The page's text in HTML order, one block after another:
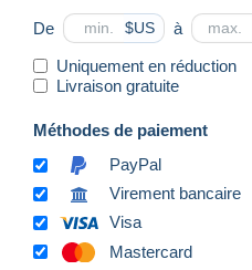
De $US à
Uniquement en réduction
Livraison gratuite
Méthodes de paiement
PayPal
Virement bancaire
Visa
Mastercard